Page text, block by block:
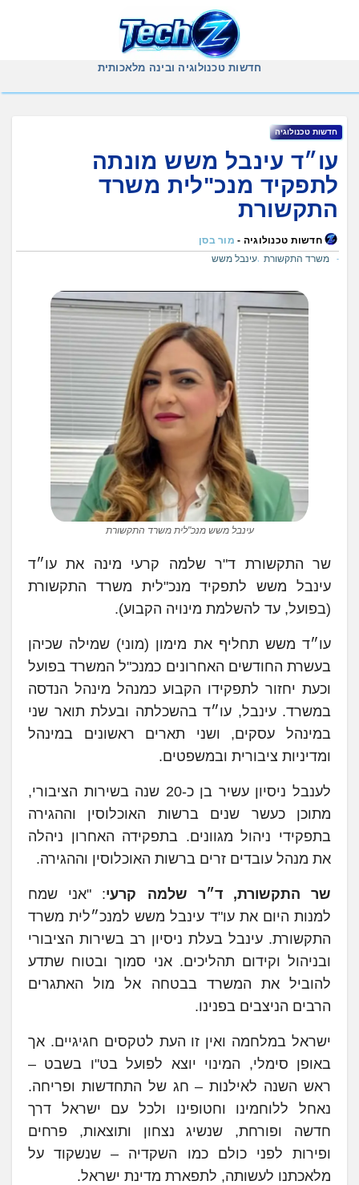
חדשות טכנולוגיה ובינה מלאכותית
חדשות טכנולוגיה
עו״ד עינבל משש מונתה
לתפקיד מנכ"לית משרד
התקשורת
חדשות טכנולוגיה - מור בסן
משרד התקשורת עינבל משש
עינבל משש מנכ"לית משרד התקשורת
שר התקשורת ד"ר שלמה קרעי מינה את עו״ד
עינבל משש לתפקיד מנכ"לית משרד התקשורת
(בפועל, עד להשלמת מינויה הקבוע).
עו״ד משש תחליף את מימון (מוני) שמילה שכיהן
בעשרת החודשים האחרונים כמנכ"ל המשרד בפועל
וכעת יחזור לתפקידו הקבוע כמנהל מינהל הנדסה
במשרד. עינבל, עו״ד בהשכלתה ובעלת תואר שני
במינהל עסקים, ושני תארים ראשונים במינהל
ומדיניות ציבורית ובמשפטים.
לענבל ניסיון עשיר בן כ-20 שנה בשירות הציבורי,
מתוכן כעשר שנים ברשות האוכלוסין וההגירה
בתפקידי ניהול מגוונים. בתפקידה האחרון ניהלה
את מנהל עובדים זרים ברשות האוכלוסין וההגירה.
שר התקשורת, ד״ר שלמה קרעי: "אני שמח
למנות היום את עו"ד עינבל משש למנכ״לית משרד
התקשורת. עינבל בעלת ניסיון רב בשירות הציבורי
ובניהול וקידום תהליכים. אני סמוך ובטוח שתדע
להוביל את המשרד בבטחה אל מול האתגרים
הרבים הניצבים בפנינו.
ישראל במלחמה ואין זו העת לטקסים חגיגיים. אך
באופן סימלי, המינוי יוצא לפועל בט"ו בשבט –
ראש השנה לאילנות – חג של התחדשות ופריחה.
נאחל ללוחמינו וחטופינו ולכל עם ישראל דרך
חדשה ופורחת, שנשיג נצחון ותוצאות, פרחים
ופירות לפני כולם כמו השקדיה – שנשקוד על
מלאכתנו לעשותה, לתפארת מדינת ישראל.